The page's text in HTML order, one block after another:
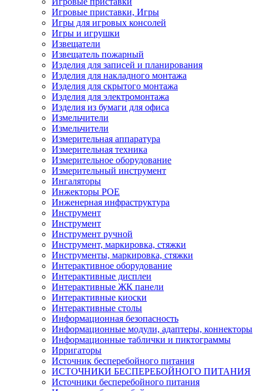
Игровые приставки, Игры
Игры для игровых консолей
Игры и игрушки
Извещатели
Извещатель пожарный
Изделия для записей и планирования
Изделия для накладного монтажа
Изделия для скрытого монтажа
Изделия для электромонтажа
Изделия из бумаги для офиса
Измельчители
Измельчители
Измерительная аппаратура
Измерительная техника
Измерительное оборудование
Измерительный инструмент
Ингаляторы
Инжекторы POE
Инженерная инфраструктура
Инструмент
Инструмент
Инструмент ручной
Инструмент, маркировка, стяжки
Инструменты, маркировка, стяжки
Интерактивное оборудование
Интерактивные дисплеи
Интерактивные ЖК панели
Интерактивные киоски
Интерактивные столы
Информационная безопасность
Информационные модули, адаптеры, коннекторы
Информационные таблички и пиктограммы
Ирригаторы
Источник бесперебойного питания
ИСТОЧНИКИ БЕСПЕРЕБОЙНОГО ПИТАНИЯ
Источники бесперебойного питания